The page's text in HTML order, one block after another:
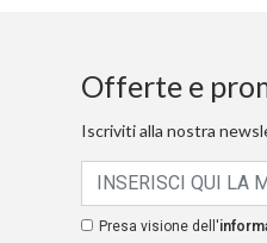
Offerte e
Iscriviti alla nostra
Presa visione dell'